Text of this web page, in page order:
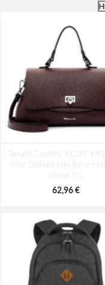
Rosé 35 l
49,10 €
Tamaris Carolina 33271-643
wine Dámska kabelka cez
vínová 5 L
62,96 €